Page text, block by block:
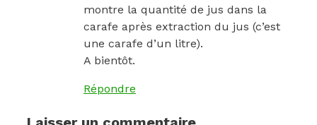
montre la quantité de jus dans la
carafe après extraction du jus (c’est
une carafe d’un litre).
A bientôt.
Répondre